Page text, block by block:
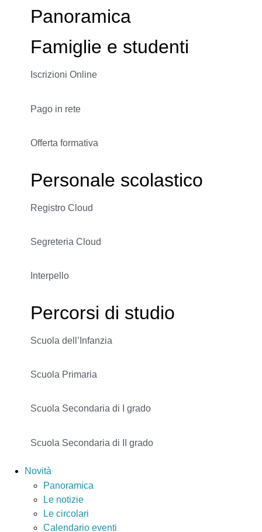
Panoramica
Famiglie e studenti
Iscrizioni Online
Pago in rete
Offerta formativa
Personale scolastico
Registro Cloud
Segreteria Cloud
Interpello
Percorsi di studio
Scuola dell’Infanzia
Scuola Primaria
Scuola Secondaria di I grado
Scuola Secondaria di II grado
Novità
Panoramica
Le notizie
Le circolari
Calendario eventi